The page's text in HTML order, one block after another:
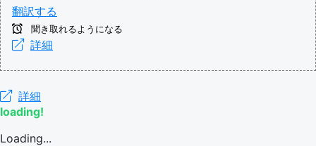
翻訳する
聞き取れるようになる
詳細
詳細
loading!
Loading...